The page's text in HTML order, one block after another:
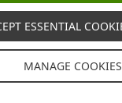
ESET
ESSENTIAL
MANAGE COOKIES